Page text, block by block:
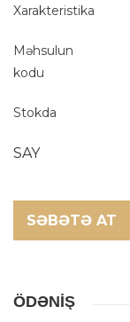
Xarakteristika
Məhsulun
kodu
Stokda
SAY
SƏBƏTƏ AT
ÖDƏNİŞ